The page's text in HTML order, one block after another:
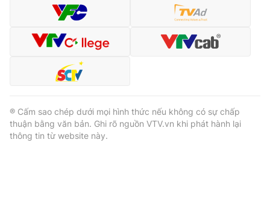
® Cấm sao chép dưới mọi hình thức nếu không có sự chấp
thuận bằng văn bản. Ghi rõ nguồn VTV.vn khi phát hành lại
thông tin từ website này.